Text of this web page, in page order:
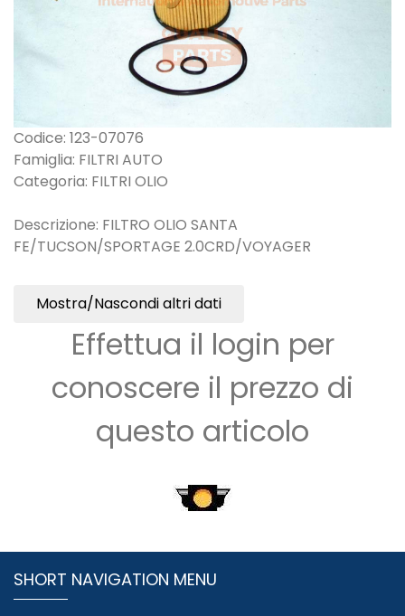
Codice: 123-07076
Famiglia: FILTRI AUTO
Categoria: FILTRI OLIO
Descrizione: FILTRO OLIO SANTA
FE/TUCSON/SPORTAGE 2.0CRD/VOYAGER
Mostra/Nascondi altri dati
Effettua il login per
conoscere il prezzo di
questo articolo
SHORT NAVIGATION MENU